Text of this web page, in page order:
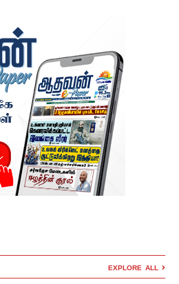
EXPLORE ALL